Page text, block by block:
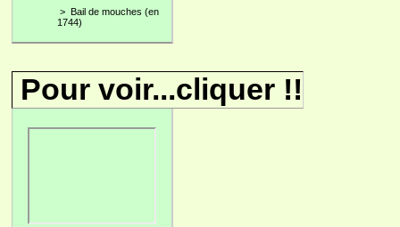
> Bail de mouches (en
1744)
Pour voir...cliquer !!